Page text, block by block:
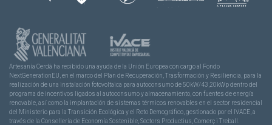
Artesanía Cerdá ha recibido una ayuda de la Unión Europea con cargo al Fondo
NextGenerationEU, en el marco del Plan de Recuperación, Trasformación y Resiliencia, para la
realización de una instalación fotovoltaica para autoconsumo de 50kW/43,20kWp dentro del
programa de incentivos ligados al autoconsumo y almacenamiento, con fuentes de energía
renovable, así como la implantación de sistemas térmicos renovables en el sector residencial
del Ministerio para la Transición Ecológica y el Reto Demográfico, gestionado por el IVACE, a
través de la Consellería de Economía Sostenible, Sectors Productius, Comerç i Treball.